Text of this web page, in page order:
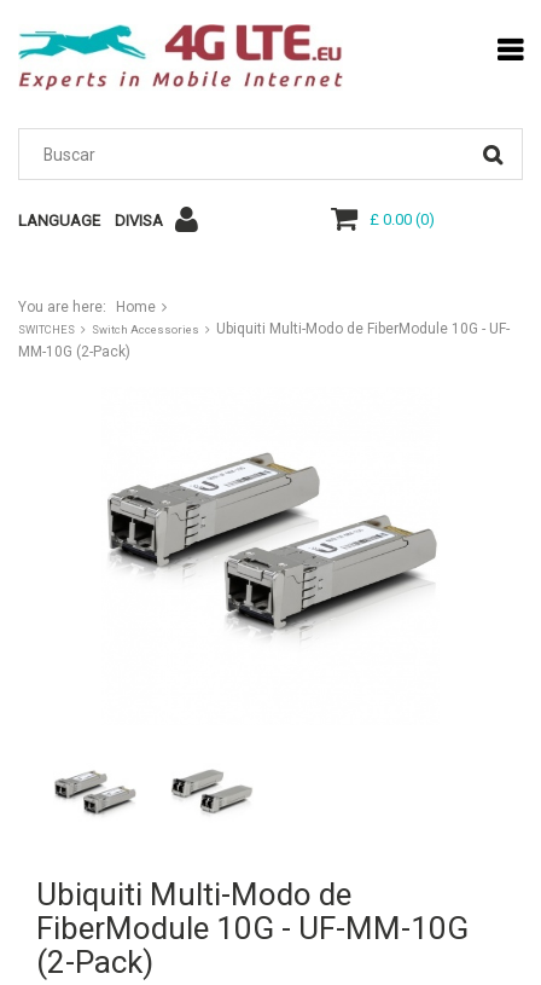
LANGUAGE DIVISA £ 0.00(0)
You are here: Home
SWITCHES Switch Accessories
Ubiquiti Multi-Modo de FiberModule 10G - UF-
MM-10G (2-Pack)
Ubiquiti Multi-Modo de
FiberModule 10G - UF-MM-10G
(2-Pack)